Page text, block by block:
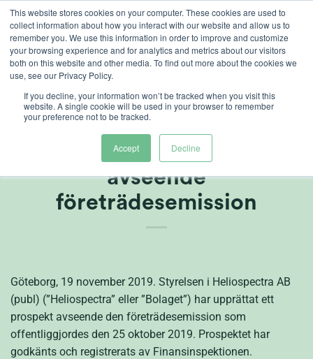
This website stores cookies on your computer. These cookies are used to
collect information about how you interact with our website and allow us to
remember you. We use this information in order to improve and customize
your browsing experience and for analytics and metrics about our visitors
both on this website and other media. To find out more about the cookies we
use, see our Privacy Policy.
If you decline, your information won’t be tracked when you visit this
website. A single cookie will be used in your browser to remember
your preference not to be tracked.
Accept Decline
Skip
content
Offentliggörande av
Heliospectras prospekt
avseende
företrädesemission
Göteborg, 19 november 2019. Styrelsen i Heliospectra AB
(publ) (”Heliospectra” eller ”Bolaget”) har upprättat ett
prospekt avseende den företrädesemission som
offentliggjordes den 25 oktober 2019. Prospektet har
godkänts och registrerats av Finansinspektionen.